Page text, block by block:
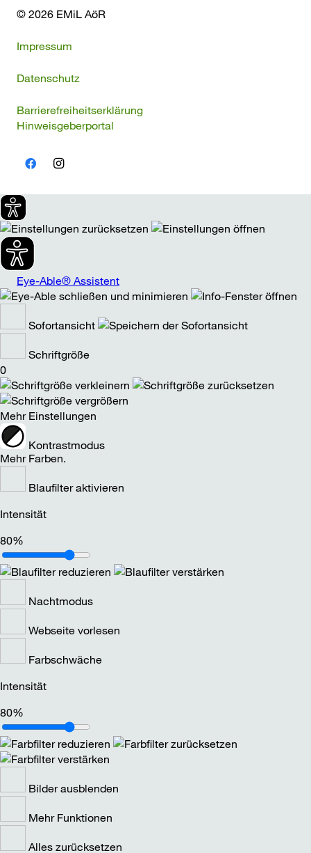
© 2026 EMiL AöR
Impressum
Datenschutz
Barrierefreiheitserklärung
Hinweisgeberportal